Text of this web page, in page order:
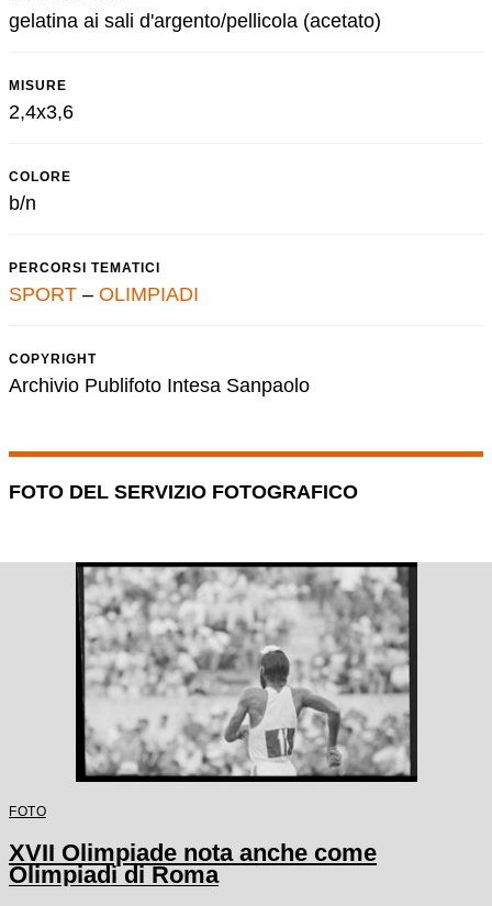
gelatina ai sali d'argento/pellicola (acetato)
MISURE
2,4x3,6
COLORE
b/n
PERCORSI TEMATICI
SPORT – OLIMPIADI
COPYRIGHT
Archivio Publifoto Intesa Sanpaolo
FOTO DEL SERVIZIO FOTOGRAFICO
FOTO
XVII Olimpiade nota anche come
Olimpiadi di Roma